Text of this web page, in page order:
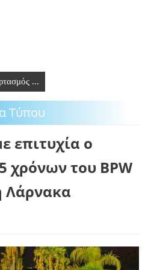
...
Τύπου
επιτυχία ο
χρόνων του BPW
Λάρνακα